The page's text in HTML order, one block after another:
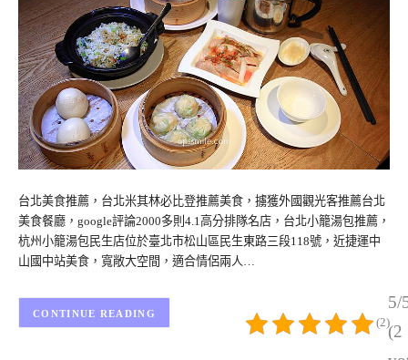
台北美食推薦，台北米其林必比登推薦美食，擄獲外國觀光客推薦台北
美食餐廳，google評論2000多則4.1高分排隊名店，台北小籠湯包推薦，
杭州小籠湯包民生店位於臺北市松山區民生東路三段118號，近捷運中
山國中站美食，寬敞大空間，適合情侶兩人…
5/
(2
(2)
CONTINUE READING